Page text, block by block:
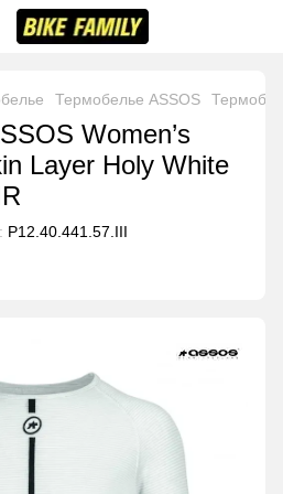
Термобелье ASSOS
Women’s
Layer Holy White
P12.40.441.57.III